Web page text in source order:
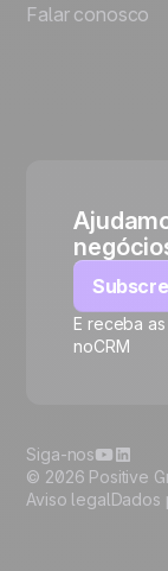
Falar conosco
E receba
noCRM
© 2026 Positive
Aviso legalDados
Siga-nos